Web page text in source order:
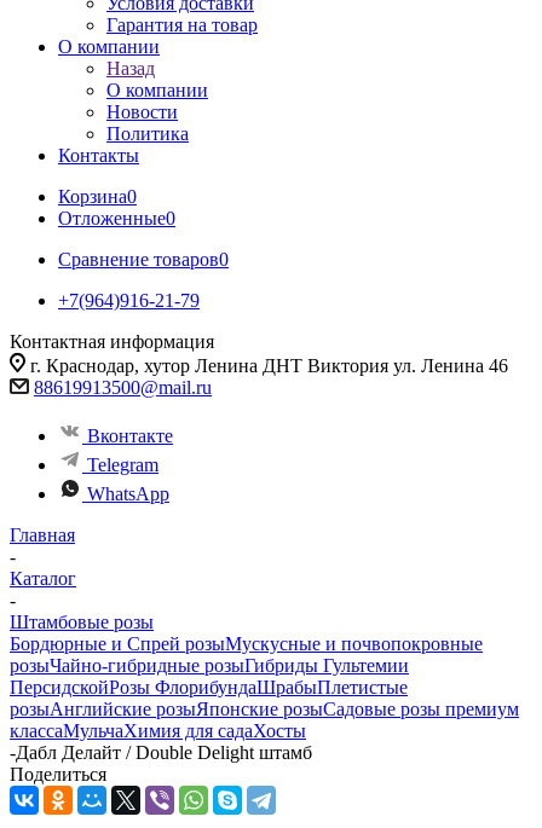
Гарантия на товар
О компании
Назад
О компании
Новости
Политика
Контакты
Корзина0
Отложенные0
Сравнение товаров0
+7(964)916-21-79
Контактная информация
г. Краснодар, хутор Ленина ДНТ Виктория ул. Ленина 46
88619913500@mail.ru
Вконтакте
Telegram
WhatsApp
Главная
-
Каталог
-
Штамбовые розы
Бордюрные и Спрей розыМускусные и почвопокровные
розыЧайно-гибридные розыГибриды Гультемии
ПерсидскойРозы ФлорибундаШрабыПлетистые
розыАнглийские розыЯпонские розыСадовые розы премиум
классаМульчаХимия для садаХосты
-Дабл Делайт / Double Delight штамб
Поделиться